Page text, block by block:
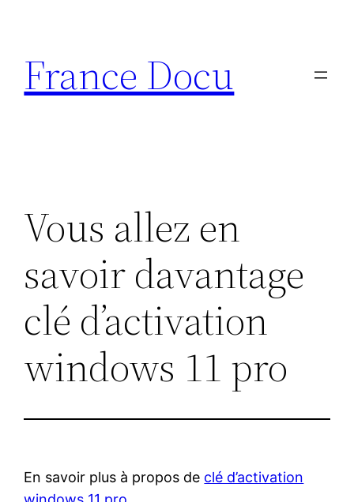
contenu
France Docu
Vous allez en
savoir davantage
clé d’activation
windows 11 pro
En savoir plus à propos de clé d’activation